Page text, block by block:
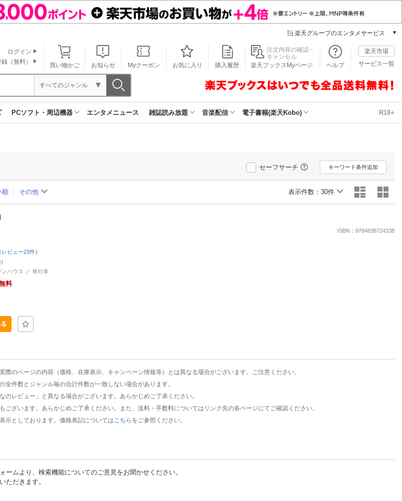
楽天グループのエンタメサービス
本/ゲーム/CD/DVD
楽天ブックス
楽天Kobo
動画配信ガイド
無料テレビ
買い物かご お知らせ Myクーポン お気に入り 購入履歴
注文内容の確認・
キャンセル
楽天ブックスMyページ
ヘルプ
楽天市場
サービス一覧
ログイン
（無料）
すべてのジャンル
PCソフト・周辺機器 エンタメニュース 雑誌読み放題 音楽配信 電子書籍(楽天Kobo) R18+
セーフサーチ キーワード条件追加
順 その他 表示件数： 30件
ISBN：9784838724338
レビュー23件）
ハウス ／ 単行本
料
のページの内容（価格、在庫表示、キャンペーン情報等）とは異なる場合がございます。ご注意ください。
件数とジャンル毎の合計件数が一致しない場合があります。
レビュー」と異なる場合がございます。あらかじめご了承ください。
ざいます。あらかじめご了承ください。また、送料・手数料についてはリンク先の各ページにてご確認ください。
示としております。価格表記については こちら をご参照ください。
ムより、検索機能についてのご意見をお聞かせください。
ただきます。